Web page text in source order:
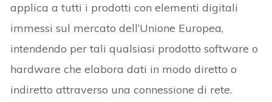
applica a tutti i prodotti con elementi digitali
immessi sul mercato dell’Unione Europea,
intendendo per tali qualsiasi prodotto software o
hardware che elabora dati in modo diretto o
indiretto attraverso una connessione di rete.